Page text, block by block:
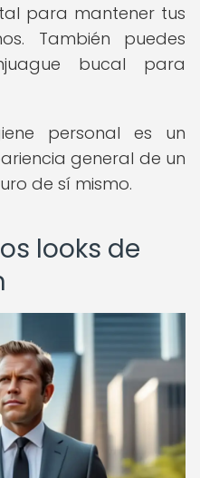
para mantener tus
También puedes
bucal para
personal es un
general de un
de sí mismo.
looks de